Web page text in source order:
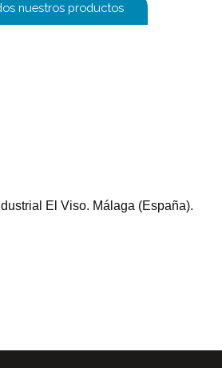
nuestros productos
El Viso. Málaga (España).